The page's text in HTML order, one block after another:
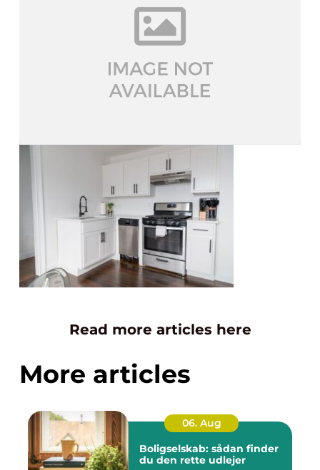
Read more articles here
More articles
06. Aug
Boligselskab: sådan finder
du den rette udlejer